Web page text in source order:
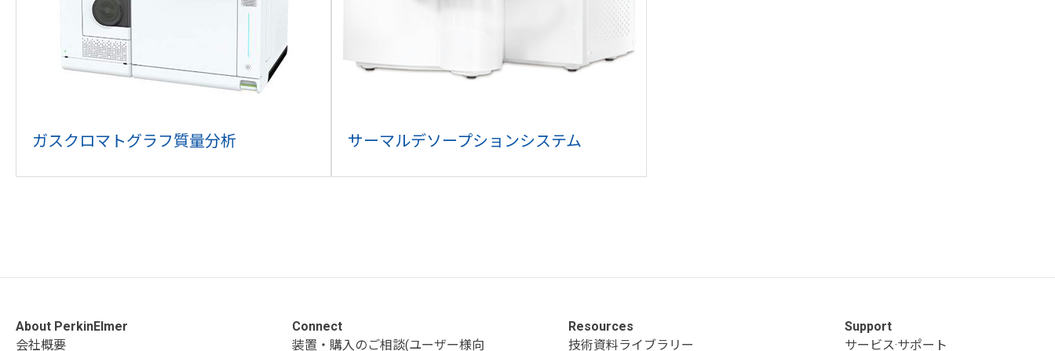
ガスクロマトグラフ質量分析 サーマルデソープションシステム
About PerkinElmer
会社概要
Connect
装置・購入のご相談(ユーザー様向
Resources
技術資料ライブラリー
Support
サービス·サポート